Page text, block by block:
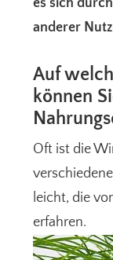
es sich
anderer
Auf
können
Oft ist die
leicht, die
erfahren.